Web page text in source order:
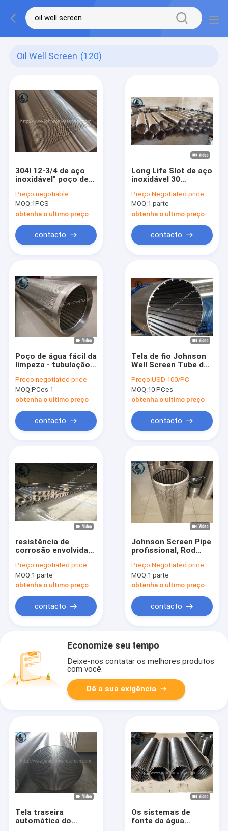
Oil Well Screen (120)
304l 12-3/4 de aço
inoxidável” poço de
do entalhe da tela
1.5mm
Preço:negotiable
MOQ:1PCS
obtenha o ultimo preço
contacto
Long Life Slot de aço
inoxidável 30
Well Screen
Preço:Negotiated price
MOQ:1 parte
obtenha o ultimo preço
contacto
Poço de água fácil da
limpeza - tubulação
Mesh Multi Function
do fio
Preço:negotiated price
MOQ:PCes 1
obtenha o ultimo preço
contacto
Tela de fio Johnson
Well Screen Tube de
cunha da elevada
precisão
Preço:USD 100/PC
MOQ:10 PCes
obtenha o ultimo preço
contacto
resistência de
corrosão envolvida
elevada da tela do
diâmetro de 29-
1200mm
Preço:negotiated price
MOQ:1 parte
obtenha o ultimo preço
contacto
Johnson Screen Pipe
profissional, Rod
Slot Screen
Preço:Negotiated price
MOQ:1 parte
obtenha o ultimo preço
contacto
Economize seu tempo
Deixe-nos contatar os melhores produtos
com você.
Dê a sua exigência
Tela traseira
automática do
Os sistemas de
fonte da água